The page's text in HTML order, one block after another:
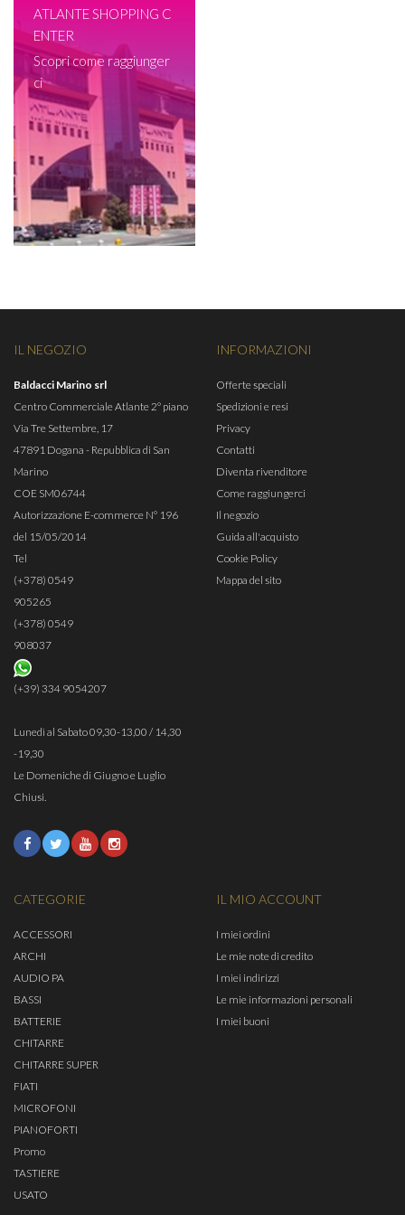
ATLANTE SHOPPING C
ENTER
Scopri come raggiunger
ci
IL NEGOZIO
Baldacci Marino srl
Centro Commerciale Atlante 2° piano
Via Tre Settembre, 17
47891 Dogana - Repubblica di San
Marino
COE SM06744
Autorizzazione E-commerce N° 196
del 15/05/2014
Tel
(+378) 0549
905265
(+378) 0549
908037
(+39) 334 9054207
Lunedì al Sabato 09,30-13,00 / 14,30
-19,30
Le Domeniche di Giugno e Luglio
Chiusi.
INFORMAZIONI
Offerte speciali
Spedizioni e resi
Privacy
Contatti
Diventa rivenditore
Come raggiungerci
Il negozio
Guida all'acquisto
Cookie Policy
Mappa del sito
CATEGORIE
ACCESSORI
ARCHI
AUDIO PA
BASSI
BATTERIE
CHITARRE
CHITARRE SUPER
FIATI
MICROFONI
PIANOFORTI
Promo
TASTIERE
USATO
IL MIO ACCOUNT
I miei ordini
Le mie note di credito
I miei indirizzi
Le mie informazioni personali
I miei buoni